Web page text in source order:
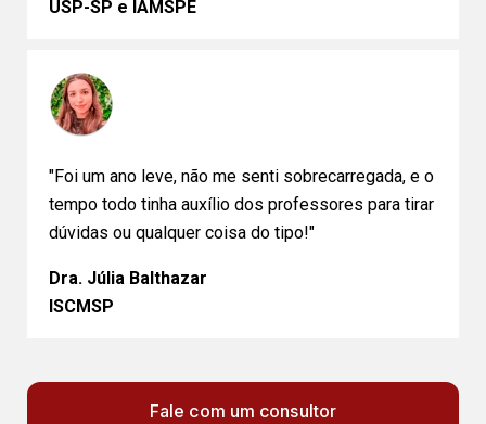
USP-SP e IAMSPE
"Foi um ano leve, não me senti sobrecarregada, e o
tempo todo tinha auxílio dos professores para tirar
dúvidas ou qualquer coisa do tipo!"
Dra. Júlia Balthazar
ISCMSP
Fale com um consultor